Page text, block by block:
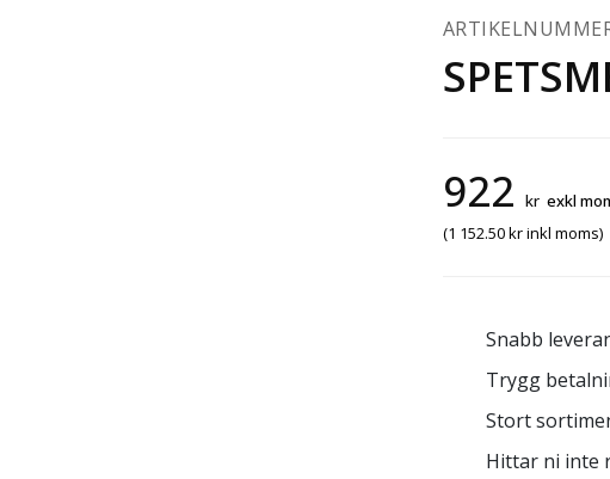
922 kr exkl
(1 152.50krinkl moms)
Snabb
Trygg
Stort
Hittar ni inte